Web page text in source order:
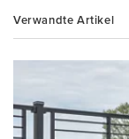
Verwandte Artikel